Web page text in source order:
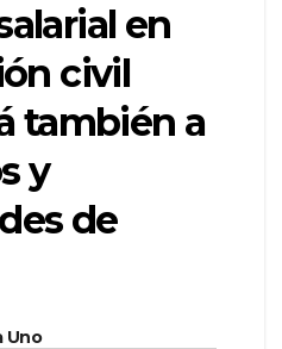
en
civil
también a
y
de
Uno